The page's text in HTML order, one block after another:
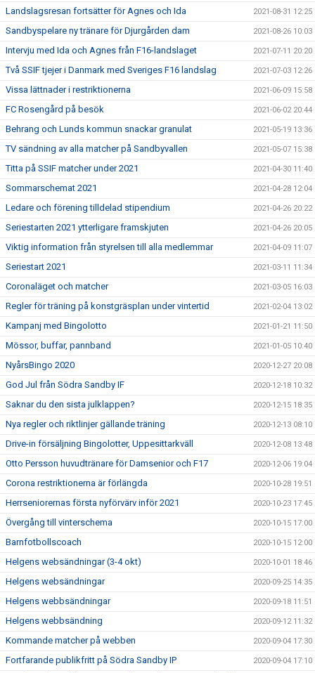
Landslagsresan fortsätter för Agnes och Ida 2021-08-31 12:25
Sandbyspelare ny tränare för Djurgården dam 2021-08-26 10:03
Intervju med Ida och Agnes från F16-landslaget 2021-07-11 20:20
Två SSIF tjejer i Danmark med Sveriges F16 landslag 2021-07-03 12:26
Vissa lättnader i restriktionerna 2021-06-09 15:58
FC Rosengård på besök 2021-06-02 20:44
Behrang och Lunds kommun snackar granulat 2021-05-19 13:36
TV sändning av alla matcher på Sandbyvallen 2021-05-07 15:38
Titta på SSIF matcher under 2021 2021-04-30 11:40
Sommarschemat 2021 2021-04-28 12:04
Ledare och förening tilldelad stipendium 2021-04-26 20:22
Seriestarten 2021 ytterligare framskjuten 2021-04-26 20:05
Viktig information från styrelsen till alla medlemmar 2021-04-09 11:07
Seriestart 2021 2021-03-11 11:34
Coronaläget och matcher 2021-03-05 16:03
Regler för träning på konstgräsplan under vintertid 2021-02-04 13:02
Kampanj med Bingolotto 2021-01-21 11:50
Mössor, buffar, pannband 2021-01-05 10:40
NyårsBingo 2020 2020-12-27 20:08
God Jul från Södra Sandby IF 2020-12-18 10:32
Saknar du den sista julklappen? 2020-12-15 18:35
Nya regler och riktlinjer gällande träning 2020-12-13 08:10
Drive-in försäljning Bingolotter, Uppesittarkväll 2020-12-08 13:48
Otto Persson huvudtränare för Damsenior och F17 2020-12-06 19:04
Corona restriktionerna är förlängda 2020-10-28 19:51
Herrseniorernas första nyförvärv inför 2021 2020-10-23 17:45
Övergång till vinterschema 2020-10-15 17:00
Barnfotbollscoach 2020-10-15 12:00
Helgens websändningar (3-4 okt) 2020-10-01 18:46
Helgens websändningar 2020-09-25 14:35
Helgens webbsändningar 2020-09-18 11:51
Helgens webbsändning 2020-09-12 11:32
Kommande matcher på webben 2020-09-04 17:30
Fortfarande publikfritt på Södra Sandby IP 2020-09-04 17:10